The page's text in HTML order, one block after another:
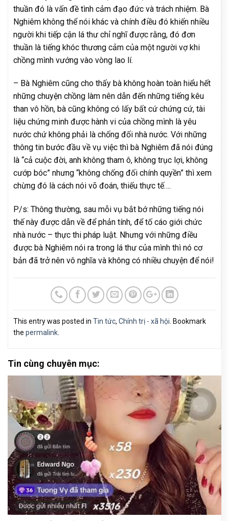
thuần đó là vấn đề tình cảm đạo đức và trách nhiệm. Bà
Nghiêm không thể nói khác và chính điều đó khiến nhiều
người khi tiếp cận lá thư chỉ nghĩ được rằng, đó đơn
thuần là tiếng khóc thương cảm của một người vợ khi
chồng mình vướng vào vòng lao lí.
– Bà Nghiêm cũng cho thấy bà không hoàn toàn hiểu hết
những chuyện chồng làm nên dẫn đến những tiếng kêu
than vô hồn, bà cũng không có lấy bất cứ chứng cứ, tài
liệu chứng minh được hành vi của chồng mình là yêu
nước chứ không phải là chống đối nhà nước. Với những
thông tin bước đầu về vụ việc thì bà Nghiêm đã nói đúng
là “cả cuộc đời, anh không tham ô, không trục lợi, không
cướp bóc” nhưng “không chống đối chính quyền” thì xem
chừng đó là cách nói võ đoán, thiếu thực tế….
P/s: Thông thường, sau mỗi vụ bắt bớ những tiếng nói
thế này được dẫn về để phản tính, để tố cáo giới chức
nhà nước – thực thi pháp luật. Nhưng với những điều
được bà Nghiêm nói ra trong lá thư của mình thì nó cơ
bản đã trở nên vô nghĩa và không có nhiều chuyện để nói!
This entry was posted in Tin tức, Chính trị - xã hội . Bookmark
the permalink
Tin cùng chuyên mục: